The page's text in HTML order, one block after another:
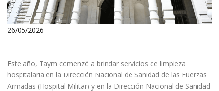
26/05/2026
Este año, Taym comenzó a brindar servicios de limpieza
hospitalaria en la Dirección Nacional de Sanidad de las Fuerzas
Armadas (Hospital Militar) y en la Dirección Nacional de Sanidad